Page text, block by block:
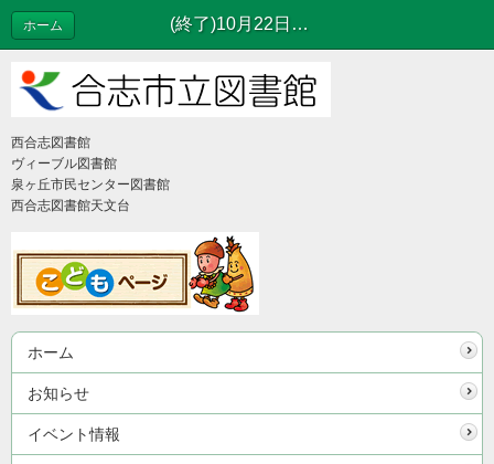
(終了)10月22日（土）・23日（日）図書館まつり開催のお知らせ | イベント情報
ホーム
西合志図書館
ヴィーブル図書館
泉ヶ丘市民センター図書館
西合志図書館天文台
ホーム
お知らせ
イベント情報